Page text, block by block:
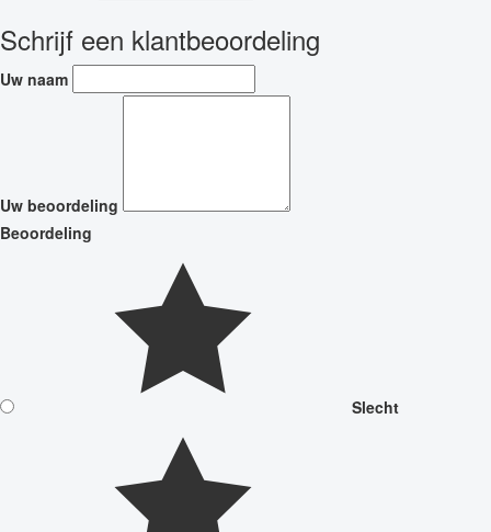
Schrijf een klantbeoordeling
Uw naam
Uw beoordeling
Beoordeling
Slecht